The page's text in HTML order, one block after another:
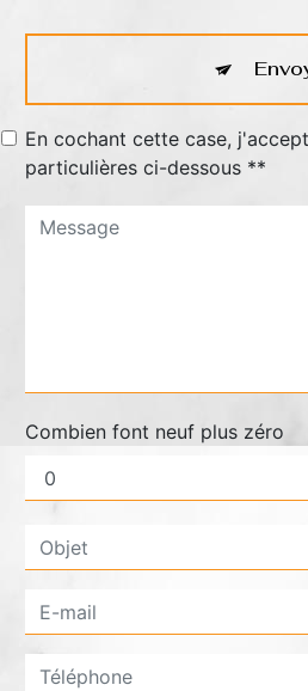
Combien font neuf plus zéro
En cochant cette case,
particulières ci-dessous **